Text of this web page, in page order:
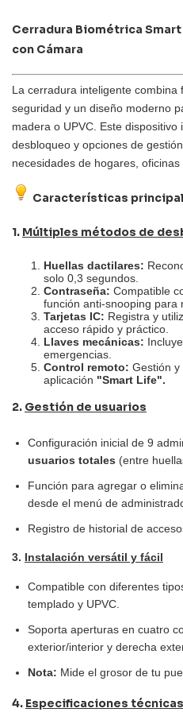
Cerradura Biométrica
con Cámara
La cerradura inteligente combina
seguridad y un diseño moderno
madera o UPVC. Este
desbloqueo y opciones de
necesidades de hogares, oficinas
Características
1. Múltiples métodos de
Huellas dactilares:
solo 0,3 segundos.
Contraseña: Compatible
función anti-snooping para
Tarjetas IC: Registra y
acceso rápido y práctico.
Llaves mecánicas:
emergencias.
Control remoto: Gestión y
aplicación "Smart Life".
2. Gestión de usuarios
Configuración inicial de 9
usuarios totales (entre
Función para agregar o
desde el menú de
Registro de historial de
3. Instalación versátil y fácil
Compatible con diferentes
templado y UPVC.
Soporta aperturas en cuatro
exterior/interior y derecha
Nota: Mide el grosor de tu
4. Especificaciones técnicas